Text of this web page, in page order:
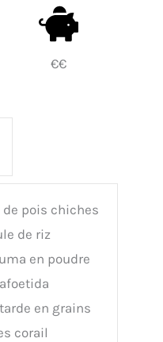
€€
de pois chiches
de riz
en poudre
en grains
corail